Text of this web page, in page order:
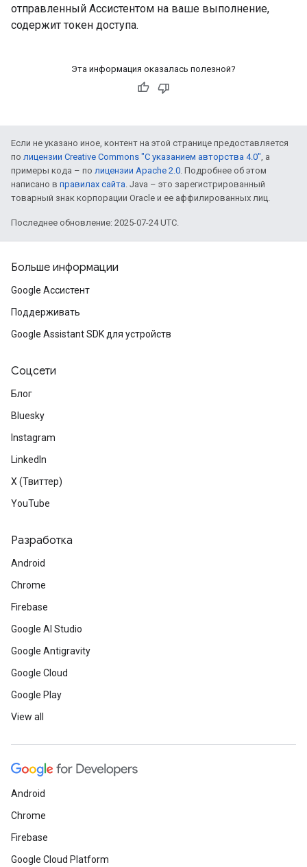
отправленный Ассистентом на ваше выполнение,
содержит токен доступа.
Эта информация оказалась полезной?
Если не указано иное, контент на этой странице предоставляется
по лицензии Creative Commons "С указанием авторства 4.0", а
примеры кода – по лицензии Apache 2.0. Подробнее об этом
написано в правилах сайта. Java – это зарегистрированный
товарный знак корпорации Oracle и ее аффилированных лиц.
Последнее обновление: 2025-07-24 UTC.
Больше информации
Google Ассистент
Поддерживать
Google Assistant SDK для устройств
Соцсети
Блог
Bluesky
Instagram
LinkedIn
X (Твиттер)
YouTube
Разработка
Android
Chrome
Firebase
Google AI Studio
Google Antigravity
Google Cloud
Google Play
View all
Android
Chrome
Firebase
Google Cloud Platform